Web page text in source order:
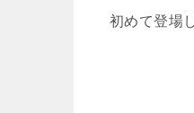
初めて登場